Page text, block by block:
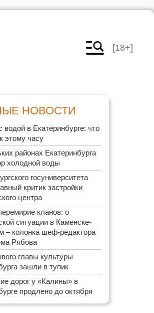
[18+]
НОВОСТИ
водой в Екатеринбурге: что
этому часу
районах Екатеринбурга
холодной воды
госуниверситета
критик застройки
центра
кланов: о
ситуации в Каменске-
– колонка шеф-редактора
Рябова
главы культуры
зашли в тупик
дорог у «Калины» в
продлено до октября